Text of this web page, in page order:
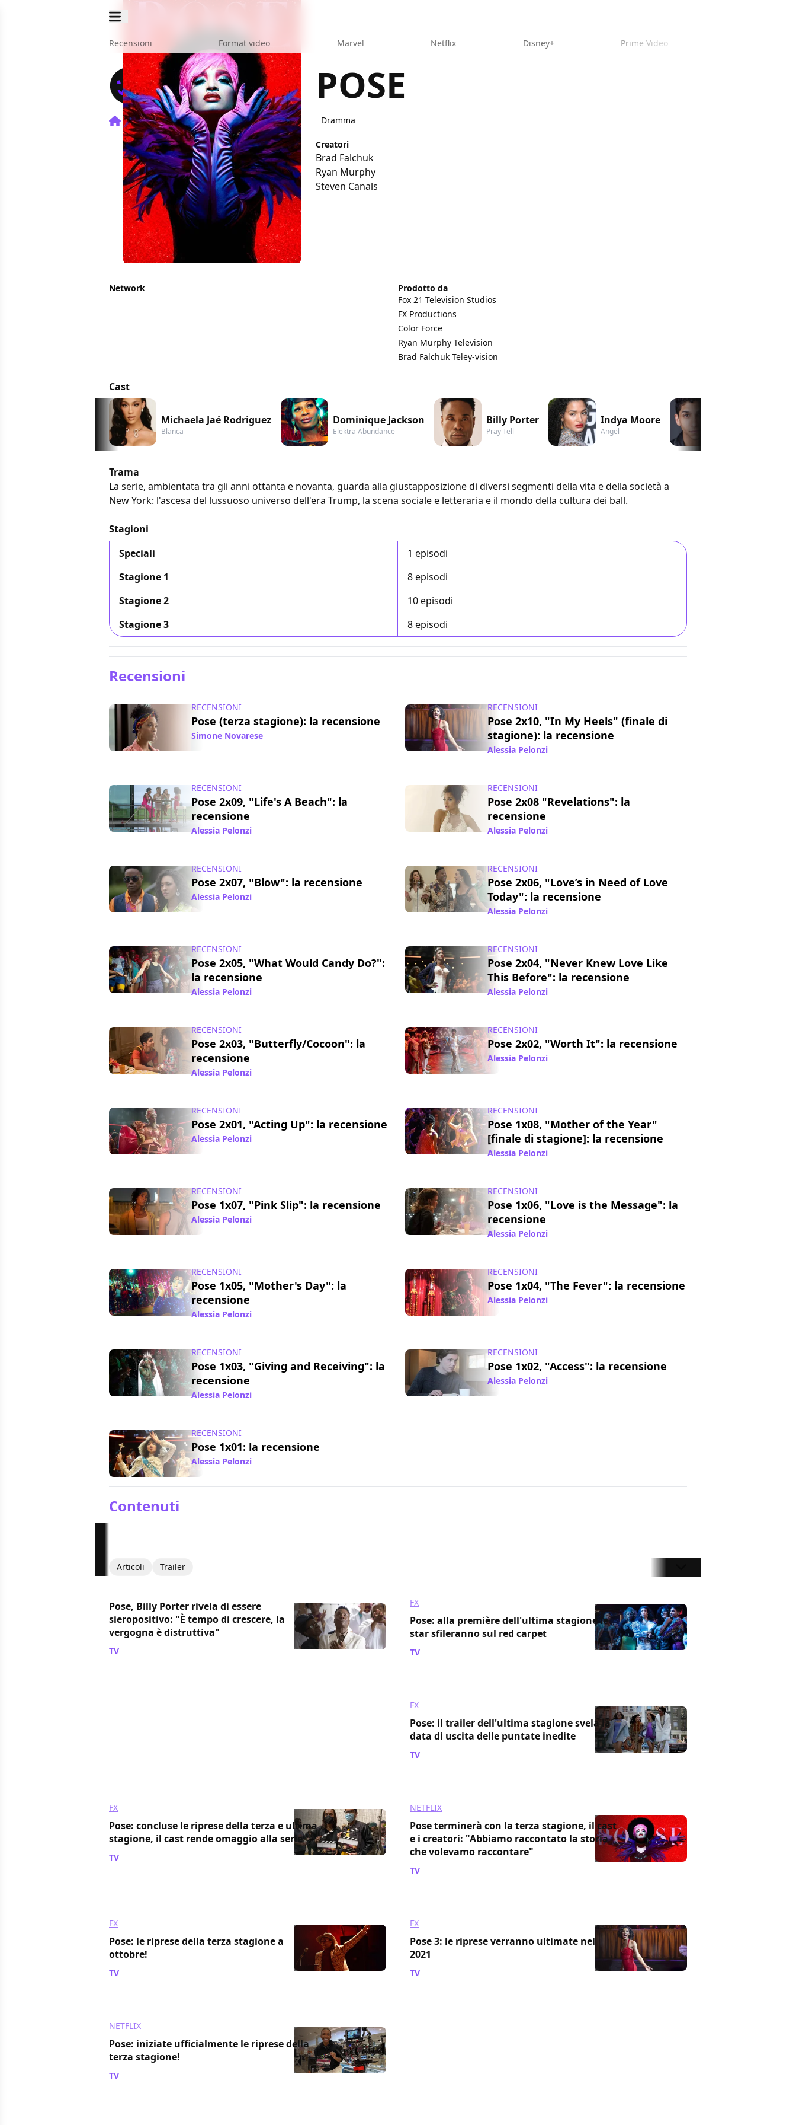
Recensioni Format video Marvel Netflix Disney+ Prime Video
Home TV Pose
POSE
Dramma
Creatori
Brad Falchuk
Ryan Murphy
Steven Canals
Network
Prodotto da
Fox 21 Television Studios
FX Productions
Color Force
Ryan Murphy Television
Brad Falchuk Teley-vision
Cast
Michaela Jaé Rodriguez
Blanca
Dominique Jackson
Elektra Abundance
Billy Porter
Pray Tell
Indya Moore
Angel
Trama
La serie, ambientata tra gli anni ottanta e novanta, guarda alla giustapposizione di diversi segmenti della vita e della società a
New York: l'ascesa del lussuoso universo dell'era Trump, la scena sociale e letteraria e il mondo della cultura dei ball.
Stagioni
Speciali
1 episodi
Stagione 1
8 episodi
Stagione 2
10 episodi
Stagione 3
8 episodi
Recensioni
RECENSIONI
Pose (terza stagione): la recensione
Simone Novarese
RECENSIONI
Pose 2x10, "In My Heels" (finale di
stagione): la recensione
Alessia Pelonzi
RECENSIONI
Pose 2x09, "Life's A Beach": la
recensione
Alessia Pelonzi
RECENSIONI
Pose 2x08 "Revelations": la
recensione
Alessia Pelonzi
RECENSIONI
Pose 2x07, "Blow": la recensione
Alessia Pelonzi
RECENSIONI
Pose 2x06, "Love’s in Need of Love
Today": la recensione
Alessia Pelonzi
RECENSIONI
Pose 2x05, "What Would Candy Do?":
la recensione
Alessia Pelonzi
RECENSIONI
Pose 2x04, "Never Knew Love Like
This Before": la recensione
Alessia Pelonzi
RECENSIONI
Pose 2x03, "Butterfly/Cocoon": la
recensione
Alessia Pelonzi
RECENSIONI
Pose 2x02, "Worth It": la recensione
Alessia Pelonzi
RECENSIONI
Pose 2x01, "Acting Up": la recensione
Alessia Pelonzi
RECENSIONI
Pose 1x08, "Mother of the Year"
[finale di stagione]: la recensione
Alessia Pelonzi
RECENSIONI
Pose 1x07, "Pink Slip": la recensione
Alessia Pelonzi
RECENSIONI
Pose 1x06, "Love is the Message": la
recensione
Alessia Pelonzi
RECENSIONI
Pose 1x05, "Mother's Day": la
recensione
Alessia Pelonzi
RECENSIONI
Pose 1x04, "The Fever": la recensione
Alessia Pelonzi
RECENSIONI
Pose 1x03, "Giving and Receiving": la
recensione
Alessia Pelonzi
RECENSIONI
Pose 1x02, "Access": la recensione
Alessia Pelonzi
RECENSIONI
Pose 1x01: la recensione
Alessia Pelonzi
Contenuti
Articoli Trailer
Pose, Billy Porter rivela di essere
sieropositivo: "È tempo di crescere, la
vergogna è distruttiva"
TV
FX
Pose: alla première dell'ultima stagione le
star sfileranno sul red carpet
TV
FX
Pose: il trailer dell'ultima stagione svela la
data di uscita delle puntate inedite
TV
FX
Pose: concluse le riprese della terza e ultima
stagione, il cast rende omaggio alla serie
TV
NETFLIX
Pose terminerà con la terza stagione, il cast
e i creatori: "Abbiamo raccontato la storia
che volevamo raccontare"
TV
FX
Pose: le riprese della terza stagione a
ottobre!
TV
FX
Pose 3: le riprese verranno ultimate nel
2021
TV
NETFLIX
Pose: iniziate ufficialmente le riprese della
terza stagione!
TV